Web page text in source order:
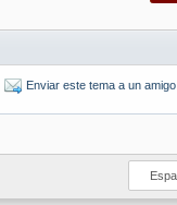
Enviar este tema a un amigo